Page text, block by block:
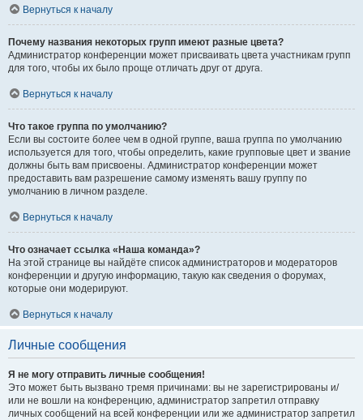
Вернуться к началу
Почему названия некоторых групп имеют разные цвета?
Администратор конференции может присваивать цвета участникам групп
для того, чтобы их было проще отличать друг от друга.
Вернуться к началу
Что такое группа по умолчанию?
Если вы состоите более чем в одной группе, ваша группа по умолчанию
используется для того, чтобы определить, какие групповые цвет и звание
должны быть вам присвоены. Администратор конференции может
предоставить вам разрешение самому изменять вашу группу по
умолчанию в личном разделе.
Вернуться к началу
Что означает ссылка «Наша команда»?
На этой странице вы найдёте список администраторов и модераторов
конференции и другую информацию, такую как сведения о форумах,
которые они модерируют.
Вернуться к началу
Личные сообщения
Я не могу отправить личные сообщения!
Это может быть вызвано тремя причинами: вы не зарегистрированы и/
или не вошли на конференцию, администратор запретил отправку
личных сообщений на всей конференции или же администратор запретил